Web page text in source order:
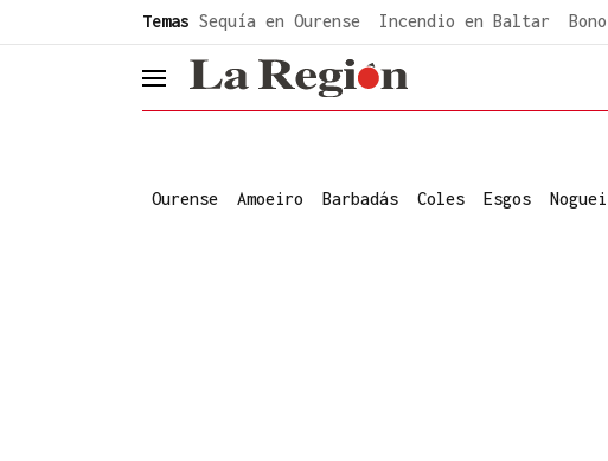
Temas Sequía en Ourense Incendio en Baltar
header.menu.open
Ourense Amoeiro Barbadás Coles Esgos